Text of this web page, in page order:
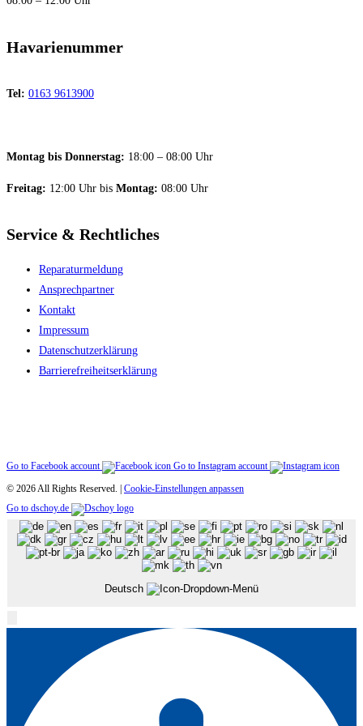
Havarienummer
Tel: 0163 9613900
Montag bis Donnerstag: 18:00 – 08:00 Uhr
Freitag: 12:00 Uhr bis Montag: 08:00 Uhr
Service & Rechtliches
Reparaturmeldung
Ansprechpartner
Kontakt
Impressum
Datenschutzerklärung
Barriere­freiheitserklärung
Go to Facebook account
Go to Instagram account
© 2026 All Rights Reserved. | Cookie-Einstellungen anpassen
Go to dschoy.de
Deutsch